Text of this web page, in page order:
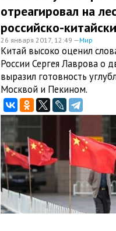
отреагировал на
российско-
26 января 2017, 12:49 —Мир
Китай высоко оценил
России Сергея Лаврова о
выразил готовность
Москвой и Пекином.